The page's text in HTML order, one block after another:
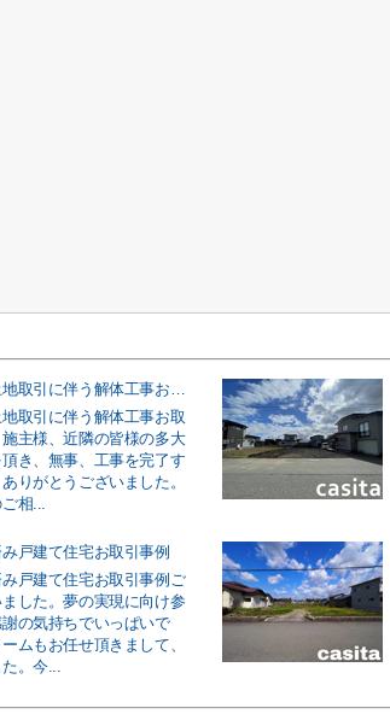
大仙市大曲戸巻町の土地取引に伴う解体工事お取引事例
取引に伴う解体工事お取
主様、近隣の皆様の多大
き、無事、工事を完了す
りがとうございました。
相...
戸建て住宅お取引事例
戸建て住宅お取引事例ご
した。夢の実現に向け参
の気持ちでいっぱいで
ムもお任せ頂きまして、
。今...